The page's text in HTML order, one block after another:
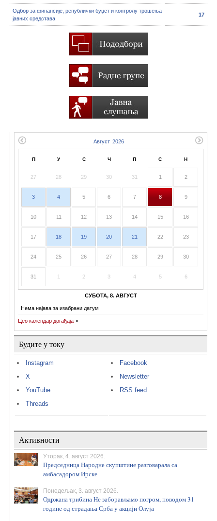
Одбор за финансије, републички буџет и контролу трошења
јавних средстава
17
П У С Ч П С Н
27 28 29 30 31 1 2
3 4 5 6 7 8 9
10 11 12 13 14 15 16
17 18 19 20 21 22 23
24 25 26 27 28 29 30
31 1 2 3 4 5 6
СУБОТА, 8. АВГУСТ
Нема најава за изабрани датум
Цео календар догађаја
Будите у току
Instagram
X
YouTube
Threads
Facebook
Newsletter
RSS feed
Активности
Уторак, 4. август 2026.
Председница Народне скупштине разговарала са
амбасадором Ирске
Понедељак, 3. август 2026.
Одржана трибина Не заборављамо погром, поводом 31
године од страдања Срба у акцији Олуја